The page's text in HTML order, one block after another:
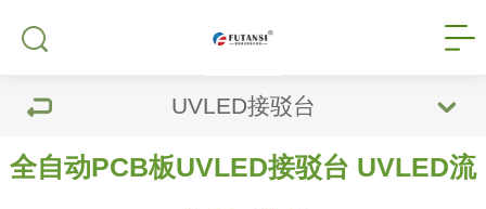
UVLED接驳台
全自动PCB板UVLED接驳台 UVLED流